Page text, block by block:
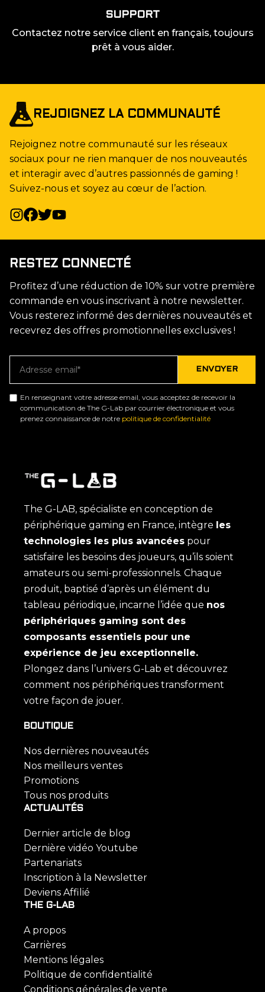
SUPPORT
Contactez notre service client en français, toujours
prêt à vous aider.
REJOIGNEZ LA COMMUNAUTÉ
Rejoignez notre communauté sur les réseaux
sociaux pour ne rien manquer de nos nouveautés
et interagir avec d’autres passionnés de gaming !
Suivez-nous et soyez au cœur de l’action.
RESTEZ CONNECTÉ
Profitez d’une réduction de 10% sur votre première
commande en vous inscrivant à notre newsletter.
Vous resterez informé des dernières nouveautés et
recevrez des offres promotionnelles exclusives !
En renseignant votre adresse email, vous acceptez de recevoir la
communication de The G-Lab par courrier électronique et vous
prenez connaissance de notre politique de confidentialité
The G-LAB, spécialiste en conception de
périphérique gaming en France, intègre les
technologies les plus avancées pour
satisfaire les besoins des joueurs, qu’ils soient
amateurs ou semi-professionnels. Chaque
produit, baptisé d’après un élément du
tableau périodique, incarne l’idée que nos
périphériques gaming sont des
composants essentiels pour une
expérience de jeu exceptionnelle.
Plongez dans l’univers G-Lab et découvrez
comment nos périphériques transforment
votre façon de jouer.
BOUTIQUE
Nos dernières nouveautés
Nos meilleurs ventes
Promotions
Tous nos produits
ACTUALITÉS
Dernier article de blog
Dernière vidéo Youtube
Partenariats
Inscription à la Newsletter
Deviens Affilié
THE G-LAB
A propos
Carrières
Mentions légales
Politique de confidentialité
Conditions générales de vente